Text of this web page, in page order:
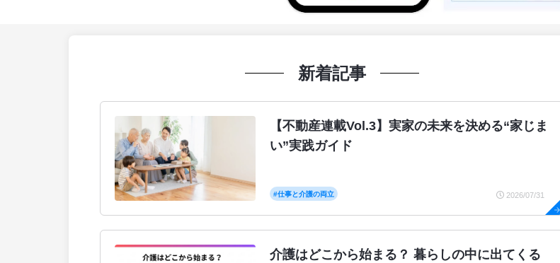
新着記事
【不動産連載Vol.3】実家の未来を決める“家じま
い”実践ガイド
#仕事と介護の両立 2026/07/31
介護はどこから始まる？ 暮らしの中に出てくる